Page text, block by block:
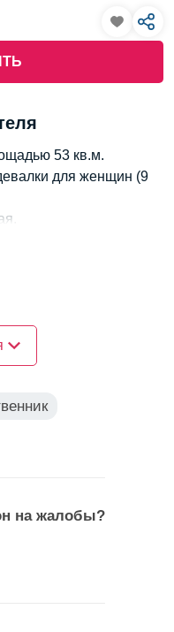
53 кв.м.
для женщин (9
на жалобы?